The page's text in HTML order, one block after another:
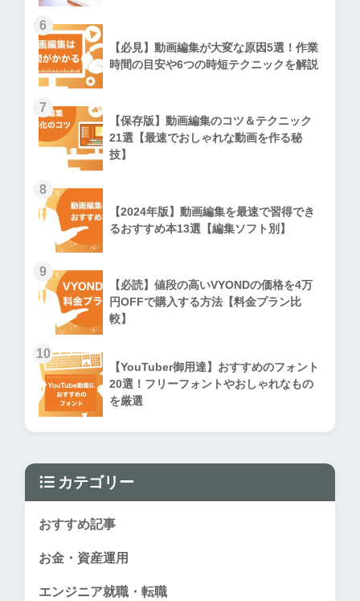
6
【必見】動画編集が大変な原因5選！作業
時間の目安や6つの時短テクニックを解説
7
【保存版】動画編集のコツ＆テクニック
21選【最速でおしゃれな動画を作る秘
技】
8
【2024年版】動画編集を最速で習得でき
るおすすめ本13選【編集ソフト別】
9
【必読】値段の高いVYONDの価格を4万
円OFFで購入する方法【料金プラン比
較】
10
【YouTuber御用達】おすすめのフォント
20選！フリーフォントやおしゃれなもの
を厳選
カテゴリー
おすすめ記事
お金・資産運用
エンジニア就職・転職